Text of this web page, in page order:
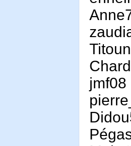
jmf08